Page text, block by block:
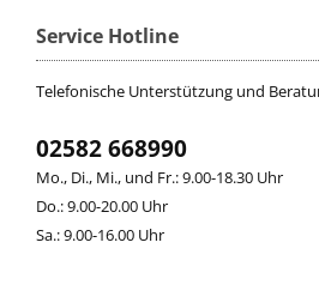
Service Hotline
Telefonische Unterstützung und
02582 668990
Mo., Di., Mi., und Fr.: 9.00-18.30 Uhr
Do.: 9.00-20.00 Uhr
Sa.: 9.00-16.00 Uhr